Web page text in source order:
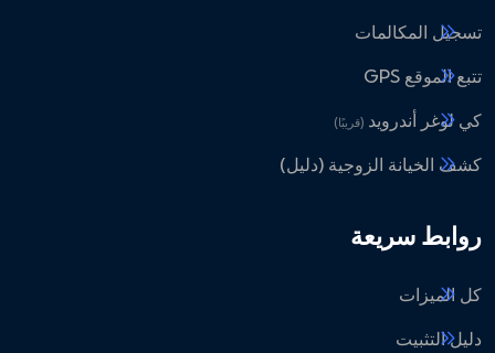
تسجيل المكالمات
تتبع الموقع GPS
كي لوغر أندرويد (قريبًا)
كشف الخيانة الزوجية (دليل)
روابط سريعة
كل الميزات
دليل التثبيت